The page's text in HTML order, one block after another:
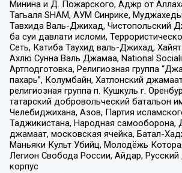
Минина и Д. Пожарского, Аджр от
Тагьаля SHAM, АУМ Синрике,
Тавхида Валь-Джихад, Чистопольский
ба суи давлати исломи,
Сеть, Катиба Таухид валь-Джихад,
Ахлю Сунна Валь Джамаа, National
Артподготовка, Религиозная группа
пахарь”, Колумбайн, Хатлонский
религиозная группа п. Кушкуль г.
татарский добровольческий батальон
Челебиджихана, Азов, Партия
Таджикистана, Народная самооборона,
джамаат, московская ячейка, Батал-
Маньяки Культ Убийц, Молодёжь
Легион Свобода России, Айдар,
корпус